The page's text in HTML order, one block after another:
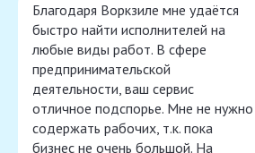
Благодаря Воркзиле мне удаётся
быстро найти исполнителей на
любые виды работ. В сфере
предпринимательской
деятельности, ваш сервис
отличное подспорье. Мне не нужно
содержать рабочих, т.к. пока
бизнес не очень большой. На